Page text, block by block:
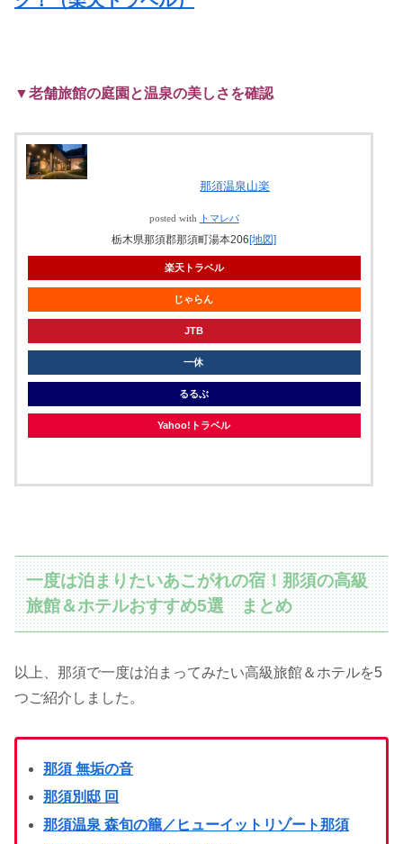
▼老舗旅館の庭園と温泉の美しさを確認
那須温泉山楽
posted with トマレバ
栃木県那須郡那須町湯本206 [地図]
楽天トラベル
じゃらん
JTB
一休
るるぶ
Yahoo!トラベル
一度は泊まりたいあこがれの宿！那須の高級
旅館＆ホテルおすすめ5選 まとめ
以上、那須で一度は泊まってみたい高級旅館＆ホテルを5
つご紹介しました。
那須 無垢の音
那須別邸 回
那須温泉 森旬の籠／ヒューイットリゾート那須